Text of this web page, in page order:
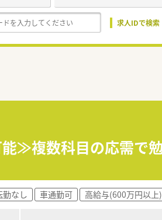
求人IDで検索
≫複数科目の応需で
勤なし 車通勤可 高給与(600万円以上)